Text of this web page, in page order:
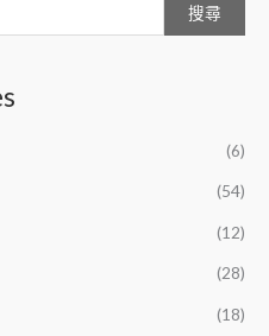
搜尋
(6)
(54)
(12)
(28)
(18)